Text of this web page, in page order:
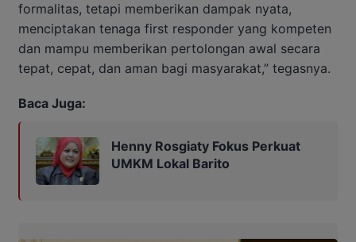
formalitas, tetapi memberikan dampak nyata,
menciptakan tenaga first responder yang kompeten
dan mampu memberikan pertolongan awal secara
tepat, cepat, dan aman bagi masyarakat,” tegasnya.
Baca Juga:
Henny Rosgiaty Fokus Perkuat
UMKM Lokal Barito